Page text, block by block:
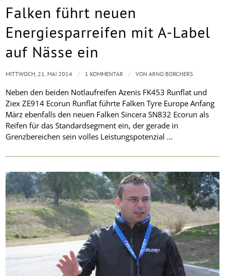
Falken führt neuen
Energiesparreifen mit A-Label
auf Nässe ein
Neben den beiden Notlaufreifen Azenis FK453 Runflat und
Ziex ZE914 Ecorun Runflat führte Falken Tyre Europe Anfang
März ebenfalls den neuen Falken Sincera SN832 Ecorun als
Reifen für das Standardsegment ein, der gerade in
Grenzbereichen sein volles Leistungspotenzial …
MITTWOCH, 21. MAI 2014 / 1 KOMMENTAR / VONARNO BORCHERS